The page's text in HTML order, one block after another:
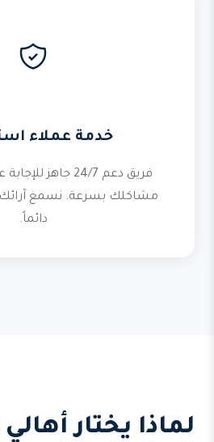
خدمة عملاء
فريق دعم 24/7
مشاكلك بسرعة. نسمع آرائك
دائماً.
لماذا يختار